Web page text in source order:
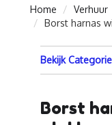
Home
Verhuur
Borst harnas
Bekijk
Borst